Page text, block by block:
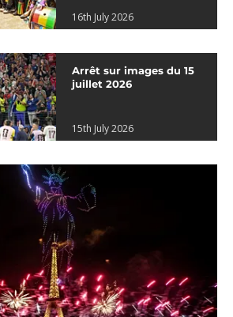
16th July 2026
Arrêt sur images du 15
juillet 2026
15th July 2026